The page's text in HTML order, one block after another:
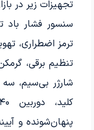
تجهیزات زیر در
سنسور فشار باد
ترمز اضطراری،
شارژر بی‌سیم، سه
پنهان‌شونده و